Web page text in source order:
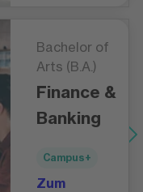
Bachelor of
Arts (B.A.)
Finance &
Banking
Campus+
Zum